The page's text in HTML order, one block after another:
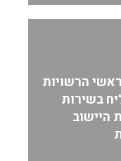
הרשויות
בשירות
היישוב